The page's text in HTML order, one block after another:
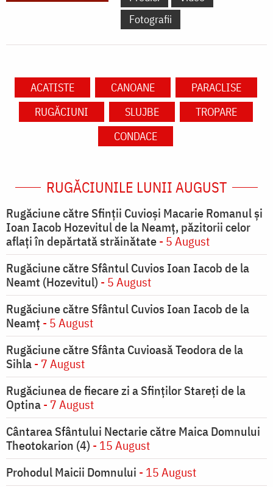
Fotografii
ACATISTE CANOANE
PARACLISE
RUGĂCIUNI
SLUJBE
TROPARE
CONDACE
RUGĂCIUNILE LUNII AUGUST
Rugăciune către Sfinții Cuvioși Macarie Romanul și
Ioan Iacob Hozevitul de la Neamț, păzitorii celor
aflați în depărtată străinătate- 5 August
Rugăciune către Sfântul Cuvios Ioan Iacob de la
Neamt (Hozevitul) - 5 August
Rugăciune către Sfântul Cuvios Ioan Iacob de la
Neamț - 5 August
Rugăciune către Sfânta Cuvioasă Teodora de la
Sihla- 7 August
Rugăciunea de fiecare zi a Sfinților Stareți de la
Optina- 7 August
Cântarea Sfântului Nectarie către Maica Domnului
Theotokarion (4) - 15 August
Prohodul Maicii Domnului - 15 August